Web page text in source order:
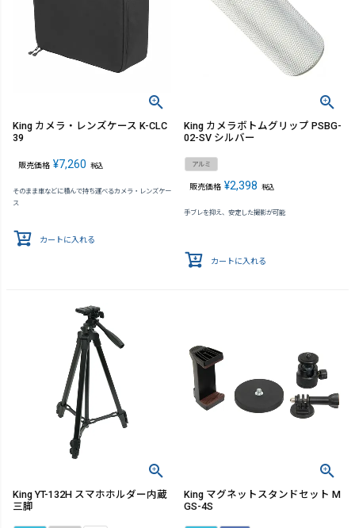
King カメラ・レンズケース K-CLC
39
販売価格 ¥7,260 税込
そのまま車などに積んで持ち運べるカメラ・レンズケー
ス
カートに入れる
King カメラボトムグリップ PSBG-
02-SV シルバー
アルミ
販売価格 ¥2,398 税込
手ブレを抑え、安定した撮影が可能
カートに入れる
King YT-132H スマホホルダー内蔵
三脚
King マグネットスタンドセット M
GS-4S